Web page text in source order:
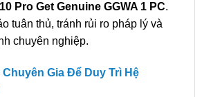
Pro Get Genuine GGWA 1 PC.
tuân thủ, tránh rủi ro pháp lý và
chuyên nghiệp.
Gia Để Duy Trì Hệ